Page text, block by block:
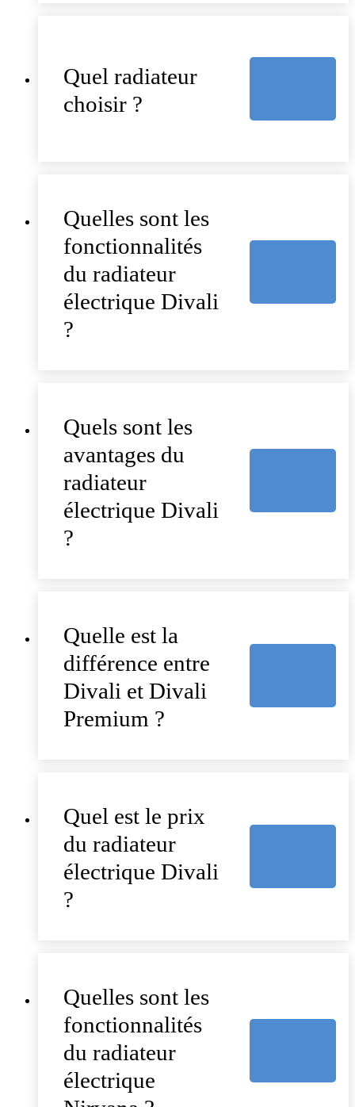
Quel radiateur
choisir ?
Quelles sont les
fonctionnalités
du radiateur
électrique Divali
?
Quels sont les
avantages du
radiateur
électrique Divali
?
Quelle est la
différence entre
Divali et Divali
Premium ?
Quel est le prix
du radiateur
électrique Divali
?
Quelles sont les
fonctionnalités
du radiateur
électrique